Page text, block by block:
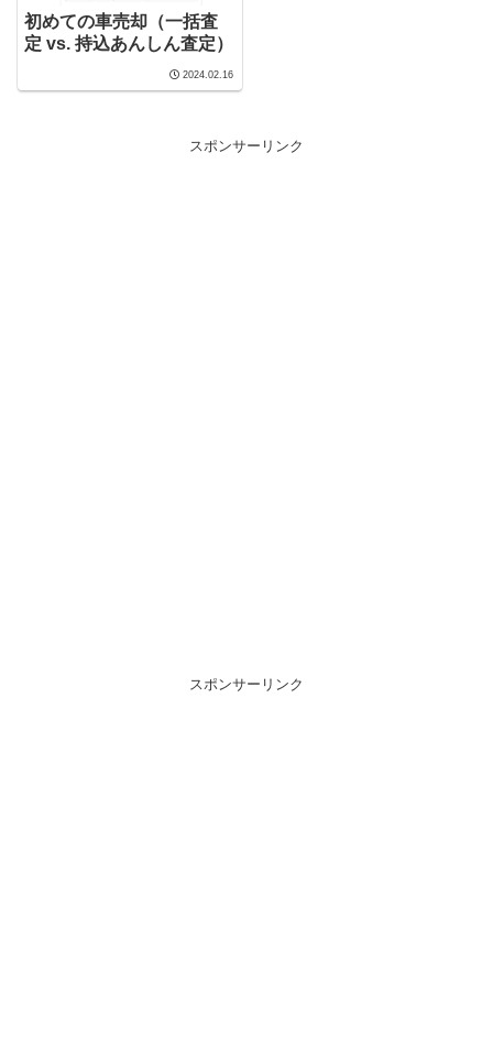
初めての車売却（一括査
定 vs. 持込あんしん査定）
2024.02.16
スポンサーリンク
スポンサーリンク